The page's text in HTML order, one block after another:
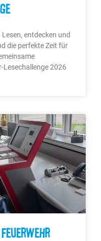
entdecken und
die perfekte Zeit für
Lesechallenge 2026